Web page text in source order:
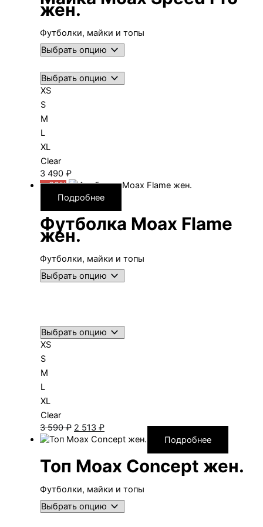
жен.
Футболки, майки и топы
XS
S
M
L
XL
Clear
3 490 ₽
—30%
Подробнее
Футболка Moax Flame
жен.
Футболки, майки и топы
XS
S
M
L
XL
Clear
3 590₽ Первоначальная
цена
3 590 ₽.
2 513 ₽Текущая
цена:
Подробнее
Топ Moax Concept жен.
Футболки, майки и топы